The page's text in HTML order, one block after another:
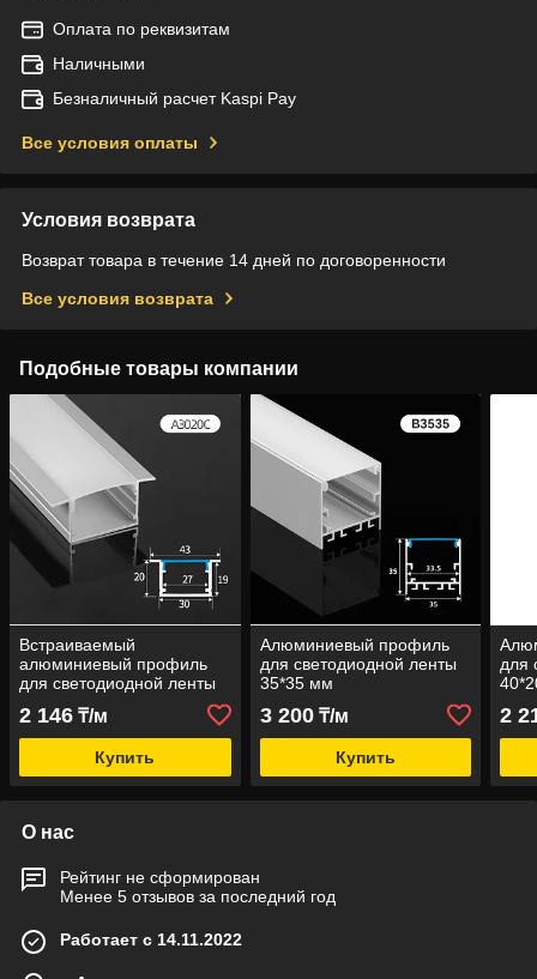
Оплата по реквизитам
Наличными
Безналичный расчет Kaspi Pay
Все условия оплаты
Условия возврата
Возврат товара в течение 14 дней по договоренности
Все условия возврата
Подобные товары компании
Встраиваемый
алюминиевый профиль
для светодиодной ленты
30X20 мм
2 146 ₸/м
Купить
Алюминиевый профиль
для светодиодной ленты
35*35 мм
3 200₸/м
Купить
для
2
О нас
Рейтинг не сформирован
Менее 5 отзывов за последний год
Работает с 14.11.2022